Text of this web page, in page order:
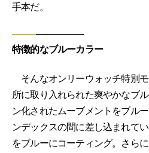
手本だ。
特徴的なブルーカラー
そんなオンリーウォッチ特別
所に取り入れられた爽やかなブ
ン化されたムーブメントをブル
ンデックスの間に差し込まれて
をブルーにコーティング。さら